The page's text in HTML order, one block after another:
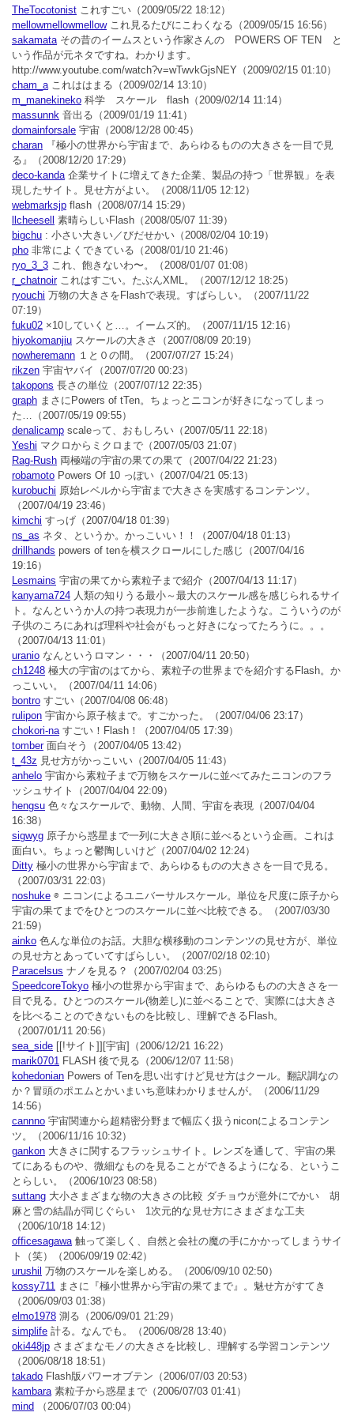
TheTocotonist これすごい （2009/05/22 18:12）
mellowmellowmellowこれ見るたびにこわくなる （2009/05/15 16:56）
sakamataその昔のイームスという作家さんの POWERS OF TEN と
いう作品が元ネタですね。わかります。
http://www.youtube.com/watch?v=wTwvkGjsNEY （2009/02/15 01:10）
cham_aこれははまる （2009/02/14 13:10）
m_manekineko 科学 スケール flash （2009/02/14 11:14）
massunnk 音出る （2009/01/19 11:41）
domainforsale 宇宙 （2008/12/28 00:45）
charan 『極小の世界から宇宙まで、あらゆるものの大きさを一目で見
る』
（2008/12/20 17:29）
deco-kanda企業サイトに増えてきた企業、製品の持つ「世界観」を表
現したサイト。見せ方がよい。
（2008/11/05 12:12）
webmarksjp flash （2008/07/14 15:29）
llcheesell
素晴らしいFlash （2008/05/07 11:39）
bigchu : 小さい大きい／びだせかい （2008/02/04 10:19）
pho 非常によくできている （2008/01/10 21:46）
ryo_3_3 これ、飽きないわ〜。
（2008/01/07 01:08）
r_chatnoirこれはすごい。たぶんXML。
（2007/12/12 18:25）
ryouchi 万物の大きさをFlashで表現。すばらしい。
（2007/11/22
07:19）
fuku02 ×10していくと…。イームズ的。
（2007/11/15 12:16）
hiyokomanjiu スケールの大きさ
（2007/08/09 20:19）
nowheremann １と０の間。
（2007/07/27 15:24）
rikzen 宇宙ヤバイ
（2007/07/20 00:23）
takopons 長さの単位 （2007/07/12 22:35）
graph まさにPowers of tTen。ちょっとニコンが好きになってしまっ
た… （2007/05/19 09:55）
denalicamp scaleって、おもしろい （2007/05/11 22:18）
Yeshi マクロからミクロまで （2007/05/03 21:07）
Rag-Rush 両極端の宇宙の果ての果て （2007/04/22 21:23）
robamoto Powers Of 10 っぽい （2007/04/21 05:13）
kurobuchi 原始レベルから宇宙まで大きさを実感するコンテンツ。
（2007/04/19 23:46）
kimchi すっげ （2007/04/18 01:39）
ns_as ネタ、というか。かっこいい！！
（2007/04/18 01:13）
drillhands powers of tenを横スクロールにした感じ
（2007/04/16
19:16）
Lesmains 宇宙の果てから素粒子まで紹介 （2007/04/13 11:17）
kanyama724 人類の知りうる最小～最大のスケール感を感じられるサイ
ト。なんというか人の持つ表現力が一歩前進したような。こういうのが
子供のころにあれば理科や社会がもっと好きになってたろうに。。。
（2007/04/13 11:01）
uranio なんというロマン・・・
（2007/04/11 20:50）
ch1248 極大の宇宙のはてから、素粒子の世界までを紹介するFlash。か
っこいい。
（2007/04/11 14:06）
bontro すごい （2007/04/08 06:48）
rulipon 宇宙から原子核まで。すごかった。
（2007/04/06 23:17）
chokori-naすごい！Flash！
（2007/04/05 17:39）
tomber面白そう
（2007/04/05 13:42）
t_43z 見せ方がかっこいい （2007/04/05 11:43）
anhelo 宇宙から素粒子まで万物をスケールに並べてみたニコンのフラ
ッシュサイト
（2007/04/04 22:09）
hengsu 色々なスケールで、動物、人間、宇宙を表現 （2007/04/04
16:38）
sigwyg 原子から惑星まで一列に大きさ順に並べるという企画。これは
面白い。ちょっと鬱陶しいけど （2007/04/02 12:24）
Ditty 極小の世界から宇宙まで、あらゆるものの大きさを一目で見る。
（2007/03/31 22:03）
noshuke ⊗ ニコンによるユニバーサルスケール。単位を尺度に原子から
宇宙の果てまでをひとつのスケールに並べ比較できる。
（2007/03/30
21:59）
ainko 色んな単位のお話。大胆な横移動のコンテンツの見せ方が、単位
の見せ方とあっていてすばらしい。
（2007/02/18 02:10）
Paracelsus ナノを見る？
（2007/02/04 03:25）
SpeedcoreTokyo 極小の世界から宇宙まで、あらゆるものの大きさを一
目で見る。ひとつのスケール(物差し)に並べることで、実際には大きさ
を比べることのできないものを比較し、理解できるFlash。
（2007/01/11 20:56）
sea_side [[!サイト]][宇宙]
（2006/12/21 16:22）
marik0701 FLASH 後で見る （2006/12/07 11:58）
kohedonian Powers of Tenを思い出すけど見せ方はクール。翻訳調なの
か？冒頭のポエムとかいまいち意味わかりませんが。
（2006/11/29
14:56）
cannno 宇宙関連から超精密分野まで幅広く扱うniconによるコンテン
ツ。
（2006/11/16 10:32）
gankon 大きさに関するフラッシュサイト。レンズを通して、宇宙の果
てにあるものや、微細なものを見ることができるようになる、というこ
とらしい。
（2006/10/23 08:58）
suttang 大小さまざまな物の大きさの比較 ダチョウが意外にでかい 胡
麻と雪の結晶が同じぐらい 1次元的な見せ方にさまざまな工夫
（2006/10/18 14:12）
officesagawa触って楽しく、自然と会社の魔の手にかかってしまうサイ
ト（笑）
（2006/09/19 02:42）
urushil 万物のスケールを楽しめる。
（2006/09/10 02:50）
kossy711 まさに『極小世界から宇宙の果てまで』。魅せ方がすてき
（2006/09/03 01:38）
elmo1978 測る （2006/09/01 21:29）
simplife 計る。なんでも。
（2006/08/28 13:40）
oki448jp さまざまなモノの大きさを比較し、理解する学習コンテンツ
（2006/08/18 18:51）
takado Flash版パワーオブテン （2006/07/03 20:53）
kambara素粒子から惑星まで （2006/07/03 01:41）
mind
（2006/07/03 00:04）